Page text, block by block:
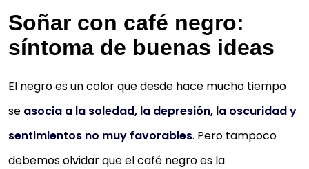
Soñar con café negro:
síntoma de buenas ideas
El negro es un color que desde hace mucho tiempo
se asocia a la soledad, la depresión, la oscuridad y
sentimientos no muy favorables. Pero tampoco
debemos olvidar que el café negro es la